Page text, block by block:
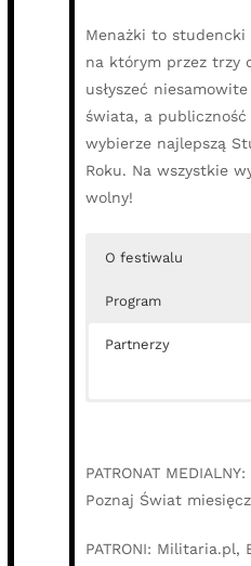
Menażki to studencki
na którym przez trzy
usłyszeć
świata, a publiczność
wybierze najlepszą
Roku. Na wszystkie
wolny!
O festiwalu
Program
Partnerzy
PATRONAT
Poznaj Świat
PATRONI: Militaria.pl,